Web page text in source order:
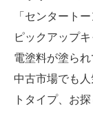
「センタート
ピックアップ
電塗料が塗ら
中古市場でも
トタイプ、お